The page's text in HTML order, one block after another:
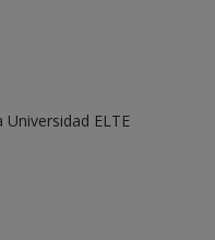
ELTE